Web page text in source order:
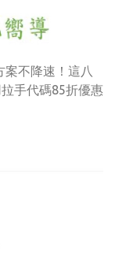
不降速！這八
手代碼85折優惠